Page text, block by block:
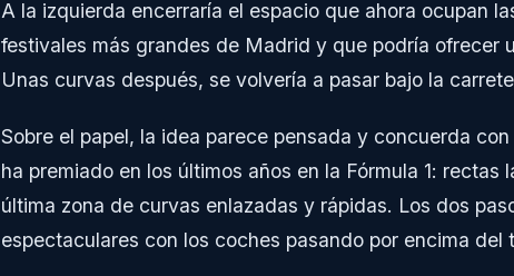
A la izquierda encerraría el espacio que ahora ocupan
festivales más grandes de Madrid y que podría ofrecer
Unas curvas después, se volvería a pasar bajo la
Sobre el papel, la idea parece pensada y concuerda
ha premiado en los últimos años en la Fórmula 1:
última zona de curvas enlazadas y rápidas. Los dos
espectaculares con los coches pasando por encima del